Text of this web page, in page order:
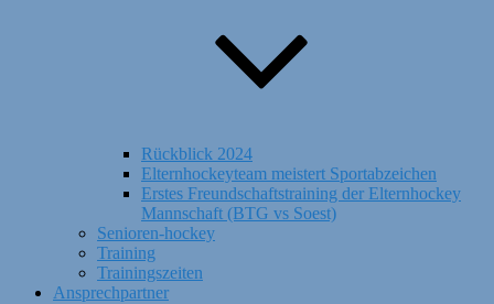
Rückblick 2024
Elternhockeyteam meistert Sportabzeichen
Erstes Freundschaftstraining der Elternhockey
Mannschaft (BTG vs Soest)
Senioren-hockey
Training
Trainingszeiten
Ansprechpartner